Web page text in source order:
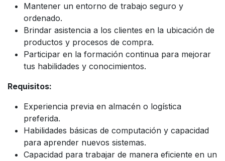
Mantener un entorno de trabajo seguro y
ordenado.
Brindar asistencia a los clientes en la ubicación de
productos y procesos de compra.
Participar en la formación continua para mejorar
tus habilidades y conocimientos.
Requisitos:
Experiencia previa en almacén o logística
preferida.
Habilidades básicas de computación y capacidad
para aprender nuevos sistemas.
Capacidad para trabajar de manera eficiente en un